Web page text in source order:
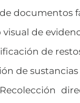
documentos
visual de
de
de
Recolección